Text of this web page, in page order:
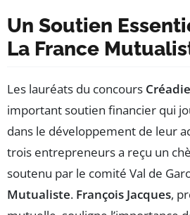
Un Soutien
La France
Les lauréats du concours Créadie
important soutien financier qui
dans le développement de leur
trois entrepreneurs a reçu un
soutenu par le comité Val de
Mutualiste. François Jacques,